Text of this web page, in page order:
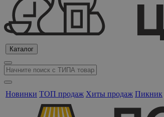
Каталог
Новинки ТОП продаж Хиты продаж Пикник